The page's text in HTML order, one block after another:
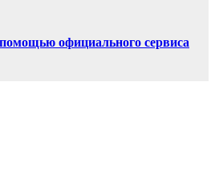
официального сервиса